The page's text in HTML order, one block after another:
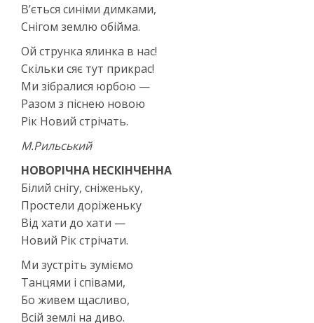
В’ється синіми димками,
Снігом землю обійма.
Ой струнка ялинка в нас!
Скільки сяє тут прикрас!
Ми зібралися юрбою —
Разом з піснею новою
Рік Новий стрічать.
М.Рильський
НОВОРІЧНА НЕСКІНЧЕННА
Білий снігу, сніженьку,
Простели доріженьку
Від хати до хати —
Новий Рік стрічати.
Ми зустріть зуміємо
Танцями і співами,
Бо живем щасливо,
Всій землі на диво.